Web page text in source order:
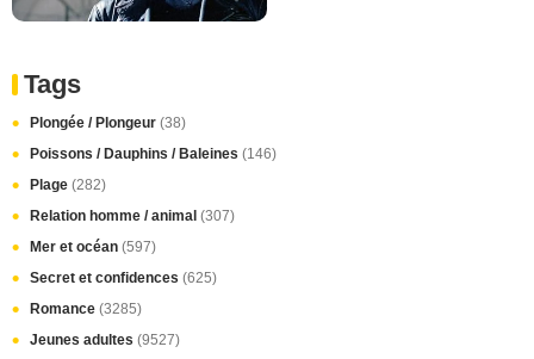
Tags
Plongée / Plongeur (38)
Poissons / Dauphins / Baleines (146)
Plage (282)
Relation homme / animal (307)
Mer et océan (597)
Secret et confidences (625)
Romance (3285)
Jeunes adultes (9527)